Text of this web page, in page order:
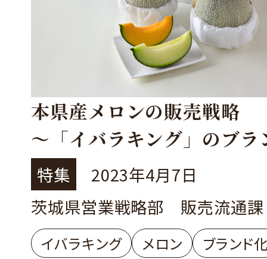
本県産メロンの販売戦略
～「イバラキング」のブラ
向けた取組～
特集
2023年4月7日
茨城県営業戦略部 販売流通課
イバラキング メロン ブランド